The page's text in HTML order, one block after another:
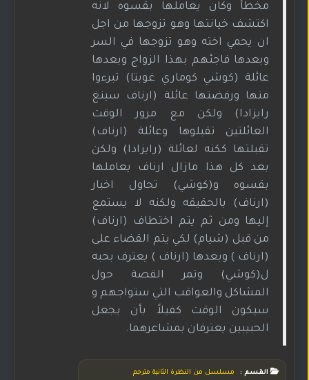
مخطأ وكان يعاملها بقسوه لانه
اكتشف خيانتها وهو تزوجها من اجل
ان يحمي اخته وهو تزوجها في السر
وبعدها فاجئهم بهذا الزواج وبعدها
عائلة (كوشي كوماري غوبتا) تبرءوا
منها ورفضتها عائلة (ارناف سينغ
رايزادا) ولكن مع مرور الوقت
العائلتين تقبلوها وعائلة (ارناف)
تقبلتها ككنه لعائلة (رايزادا) ولكن
بعد كل هذا مازال ارناف يعاملها
بقسوه و(كوشي) تحاول اخبار
(ارناف) بالحقيقه ولكنه لا يستمع
إليها ومن ثم يتم اختطاف (ارناف)
من قبل (شيام) لكي يتم القضاء على
(ارناف ) وبعدها (ارناف ) يعترف بحبه
ل(كوشي) وتمر القصة حول
المشاكل والعواقب التي ستواجهم و
سيكون الوقت كفيلاً بأن يجعل
الحبيبين يعترفان بمشاعرهما.
القسم : مسلسل من النظرة الثانية مترجم